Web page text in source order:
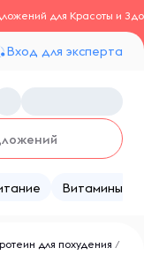
для Красоты и
Вход для эксперта
Витамины
для похудения /